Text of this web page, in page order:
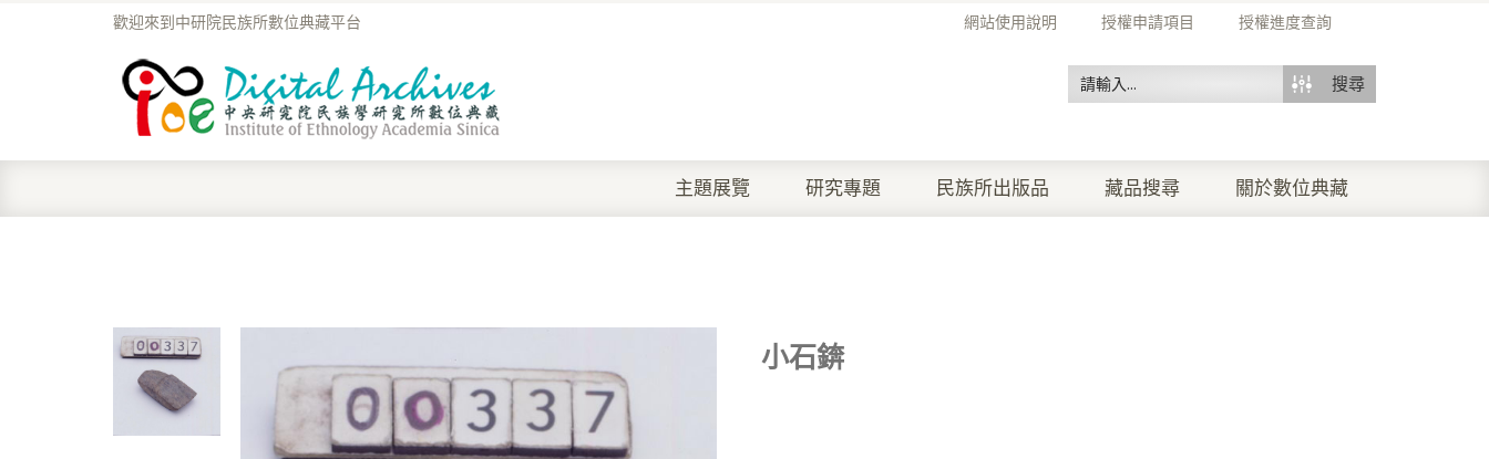
網站使用說明 授權申請項目 授權進度查詢
歡迎來到中研院民族所數位典藏平台
搜尋
主題展覽 研究專題 民族所出版品 藏品搜尋 關於數位典藏
小石錛